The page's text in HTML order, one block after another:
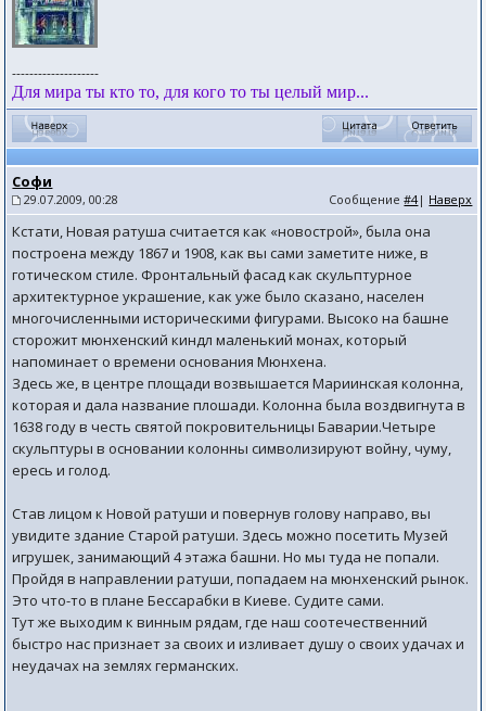
--------------------
Для мира ты кто то, для кого то ты целый мир...
Софи
29.07.2009, 00:28 Сообщение#4| Наверх
Кстати, Новая ратуша считается как «новострой», была она
построена между 1867 и 1908, как вы сами заметите ниже, в
готическом стиле. Фронтальный фасад как скульптурное
архитектурное украшение, как уже было сказано, населен
многочисленными историческими фигурами. Высоко на башне
сторожит мюнхенский киндл маленький монах, который
напоминает о времени основания Мюнхена.
Здесь же, в центре площади возвышается Мариинская колонна,
которая и дала название плошади. Колонна была воздвигнута в
1638 году в честь святой покровительницы Баварии.Четыре
скульптуры в основании колонны символизируют войну, чуму,
ересь и голод.
Став лицом к Новой ратуши и повернув голову направо, вы
увидите здание Старой ратуши. Здесь можно посетить Музей
игрушек, занимающий 4 этажа башни. Но мы туда не попали.
Пройдя в направлении ратуши, попадаем на мюнхенский рынок.
Это что-то в плане Бессарабки в Киеве. Судите сами.
Тут же выходим к винным рядам, где наш соотечественний
быстро нас признает за своих и изливает душу о своих удачах и
неудачах на землях германских.